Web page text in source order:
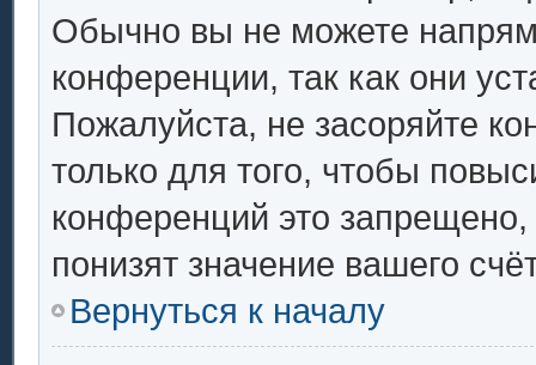
Обычно вы не можете
конференции, так как они
Пожалуйста, не засоряйте
только для того, чтобы
конференций это
понизят значение вашего
Вернуться к началу